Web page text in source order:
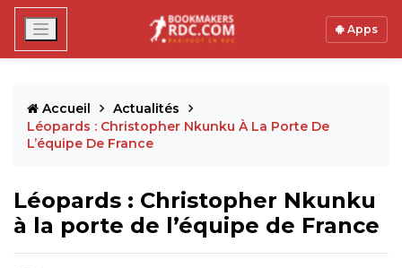
Apps
Accueil
Actualités
Léopards : Christopher Nkunku À La Porte De
L’équipe De France
Léopards : Christopher Nkunku
à la porte de l’équipe de France